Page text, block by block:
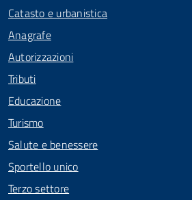
Catasto e urbanistica
Anagrafe
Autorizzazioni
Tributi
Educazione
Turismo
Salute e benessere
Sportello unico
Terzo settore